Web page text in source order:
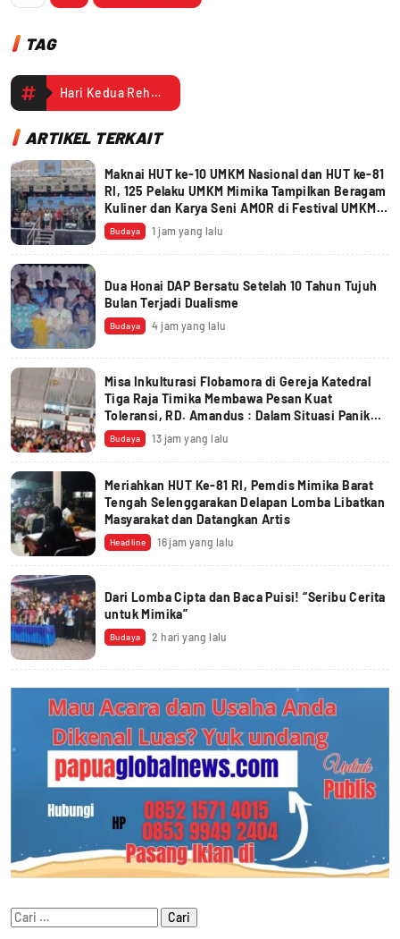
TAG
Hari Kedua Rehab Gereja Santo Klemens Capai 35 Persen
ARTIKEL TERKAIT
Maknai HUT ke-10 UMKM Nasional dan HUT ke-81
RI, 125 Pelaku UMKM Mimika Tampilkan Beragam
Kuliner dan Karya Seni AMOR di Festival UMKM
2026
Budaya 1 jam yang lalu
Dua Honai DAP Bersatu Setelah 10 Tahun Tujuh
Bulan Terjadi Dualisme
Budaya 4 jam yang lalu
Misa Inkulturasi Flobamora di Gereja Katedral
Tiga Raja Timika Membawa Pesan Kuat
Toleransi, RD. Amandus : Dalam Situasi Panik
Yesus Disebut ‘Hantu’
Budaya 13 jam yang lalu
Meriahkan HUT Ke-81 RI, Pemdis Mimika Barat
Tengah Selenggarakan Delapan Lomba Libatkan
Masyarakat dan Datangkan Artis
Headline 16 jam yang lalu
Dari Lomba Cipta dan Baca Puisi! “Seribu Cerita
untuk Mimika”
Budaya 2 hari yang lalu
Cari
untuk: